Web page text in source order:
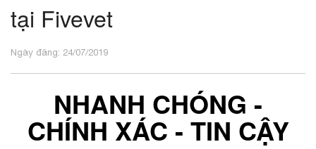
tại Fivevet
Ngày đăng: 24/07/2019
NHANH CHÓNG -
CHÍNH XÁC - TIN CẬY